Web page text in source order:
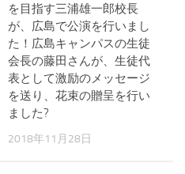
を目指す三浦雄一郎校長
が、広島で公演を行いまし
た！広島キャンパスの生徒
会長の藤田さんが、生徒代
表として激励のメッセージ
を送り、花束の贈呈を行い
ました?
2018年11月28日